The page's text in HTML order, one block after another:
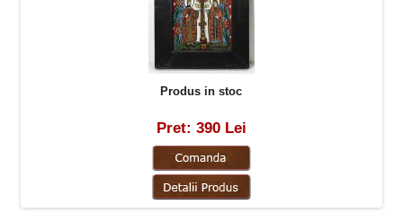
Produs in stoc
Pret: 390 Lei